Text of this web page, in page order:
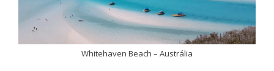
Whitehaven Beach – Austrália